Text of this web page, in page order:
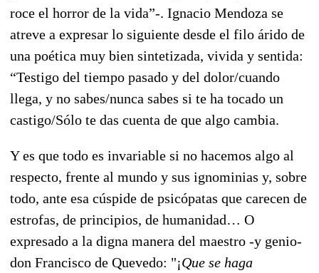
roce el horror de la vida”-. Ignacio Mendoza se
atreve a expresar lo siguiente desde el filo árido de
una poética muy bien sintetizada, vivida y sentida:
“Testigo del tiempo pasado y del dolor/cuando
llega, y no sabes/nunca sabes si te ha tocado un
castigo/Sólo te das cuenta de que algo cambia.
Y es que todo es invariable si no hacemos algo al
respecto, frente al mundo y sus ignominias y, sobre
todo, ante esa cúspide de psicópatas que carecen de
estrofas, de principios, de humanidad… O
expresado a la digna manera del maestro -y genio-
don Francisco de Quevedo: "¡Que se haga